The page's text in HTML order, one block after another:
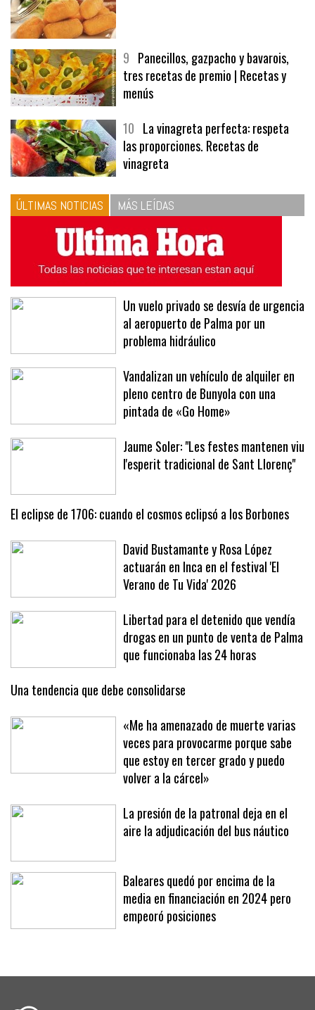
9 Panecillos, gazpacho y bavarois,
tres recetas de premio | Recetas y
menús
10 La vinagreta perfecta: respeta
las proporciones. Recetas de
vinagreta
ÚLTIMAS NOTICIAS MÁS LEÍDAS
Un vuelo privado se desvía de urgencia
al aeropuerto de Palma por un
problema hidráulico
Vandalizan un vehículo de alquiler en
pleno centro de Bunyola con una
pintada de «Go Home»
Jaume Soler: "Les festes mantenen viu
l'esperit tradicional de Sant Llorenç"
El eclipse de 1706: cuando el cosmos eclipsó a los Borbones
David Bustamante y Rosa López
actuarán en Inca en el festival 'El
Verano de Tu Vida' 2026
Libertad para el detenido que vendía
drogas en un punto de venta de Palma
que funcionaba las 24 horas
Una tendencia que debe consolidarse
«Me ha amenazado de muerte varias
veces para provocarme porque sabe
que estoy en tercer grado y puedo
volver a la cárcel»
La presión de la patronal deja en el
aire la adjudicación del bus náutico
Baleares quedó por encima de la
media en financiación en 2024 pero
empeoró posiciones